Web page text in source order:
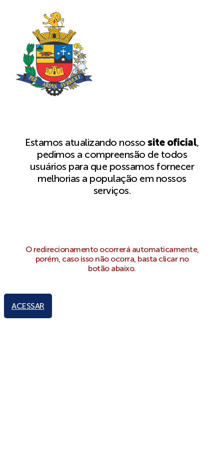
Estamos atualizando nossosite oficial,
pedimos a compreensão de todos
usuários para que possamos fornecer
melhorias a população em nossos
serviços.
O redirecionamento ocorrerá automaticamente,
porém, caso isso não ocorra, basta clicar no
botão abaixo.
ACESSAR